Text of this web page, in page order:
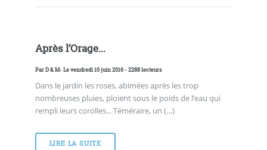
Après l’Orage...
ParD & M- Le vendredi 10 juin 2016 - 2288 lecteurs
Dans le jardin les roses, abimées après les trop
nombreuses pluies, ploient sous le poids de l’eau qui
rempli leurs corolles... Téméraire, un (…)
LIRE LA SUITE